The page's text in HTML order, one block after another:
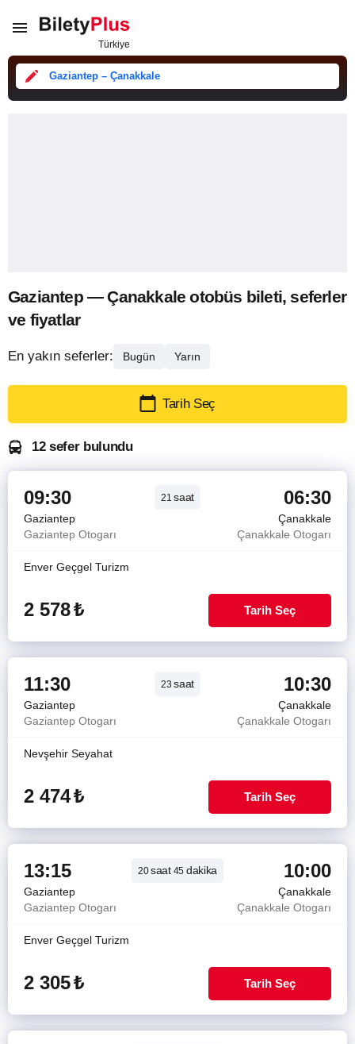
Gaziantep – Çanakkale
Gaziantep — Çanakkale otobüs bileti, seferler
ve fiyatlar
En yakın seferler: Bugün Yarın
Tarih Seç
12 sefer bulundu
09:30 21saat 06:30
Gaziantep
Çanakkale
Gaziantep Otogarı
Çanakkale Otogarı
Enver Geçgel Turizm
2 578₺ Tarih Seç
11:30 23saat 10:30
Gaziantep
Çanakkale
Gaziantep Otogarı
Çanakkale Otogarı
Nevşehir Seyahat
2 474₺ Tarih Seç
13:15 20saat45 dakika 10:00
Gaziantep
Çanakkale
Gaziantep Otogarı
Çanakkale Otogarı
Enver Geçgel Turizm
2 305₺ Tarih Seç